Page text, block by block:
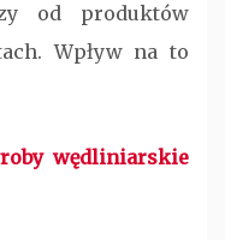
od produktów
Wpływ na to
wędliniarskie